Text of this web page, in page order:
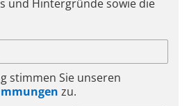
und Hintergründe sowie die
stimmen Sie unseren
zu.